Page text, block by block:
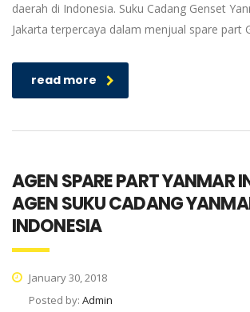
daerah di Indonesia. Suku Cadang Genset
Jakarta terpercaya dalam menjual spare part
read more
AGEN SPARE PART YANMAR
AGEN SUKU CADANG
INDONESIA
January 30, 2018
Posted by: Admin